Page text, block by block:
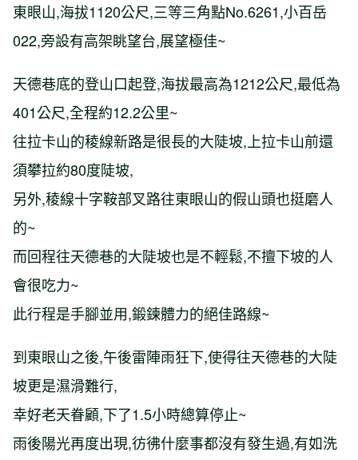
東眼山,海拔1120公尺,三等三角點No.6261,小百岳
022,旁設有高架眺望台,展望極佳~
天德巷底的登山口起登,海拔最高為1212公尺,最低為
401公尺,全程約12.2公里~
往拉卡山的稜線新路是很長的大陡坡,上拉卡山前還
須攀拉約80度陡坡,
另外,稜線十字鞍部叉路往東眼山的假山頭也挺磨人
的~
而回程往天德巷的大陡坡也是不輕鬆,不擅下坡的人
會很吃力~
此行程是手腳並用,鍛鍊體力的絕佳路線~
到東眼山之後,午後雷陣雨狂下,使得往天德巷的大陡
坡更是濕滑難行,
幸好老天眷顧,下了1.5小時總算停止~
雨後陽光再度出現,彷彿什麼事都沒有發生過,有如洗